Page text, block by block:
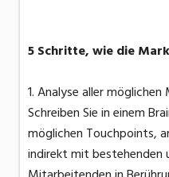
5 Schritte, wie die
1. Analyse aller
Schreiben Sie in einem
möglichen Touchpoints,
indirekt mit bestehenden